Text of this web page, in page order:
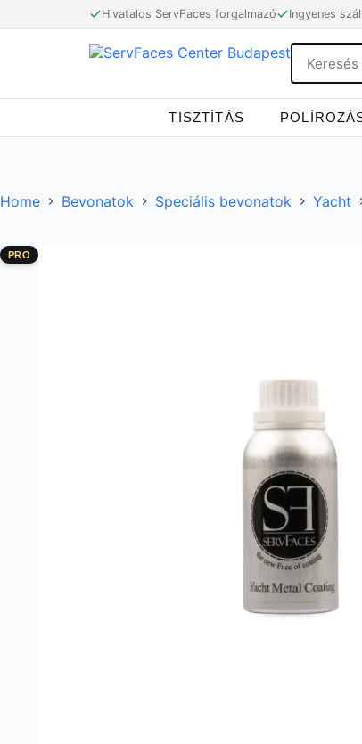
to
Hivatalos ServFaces forgalmazó Ingyenes
TISZTÍTÁS
Home Bevonatok Speciális bevonatok Yacht
PRO